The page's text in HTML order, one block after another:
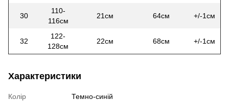
30
110-
116см
21см 64см +/-1см
32
122-
128см
22см 68см +/-1см
Характеристики
Колір
Темно-синій